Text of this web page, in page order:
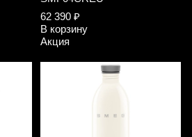
62 390 ₽
В корзину
Акция